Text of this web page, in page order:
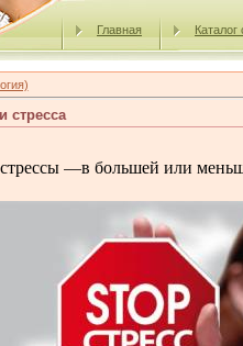
Главная Каталог
стресса
—в большей или